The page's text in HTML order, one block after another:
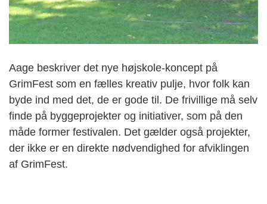
Aage beskriver det nye højskole-koncept på
GrimFest som en fælles kreativ pulje, hvor folk kan
byde ind med det, de er gode til. De frivillige må selv
finde på byggeprojekter og initiativer, som på den
måde former festivalen. Det gælder også projekter,
der ikke er en direkte nødvendighed for afviklingen
af GrimFest.